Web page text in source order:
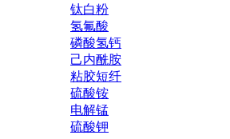
钛白粉
氢氟酸
磷酸氢钙
己内酰胺
粘胶短纤
硫酸铵
电解锰
硫酸钾